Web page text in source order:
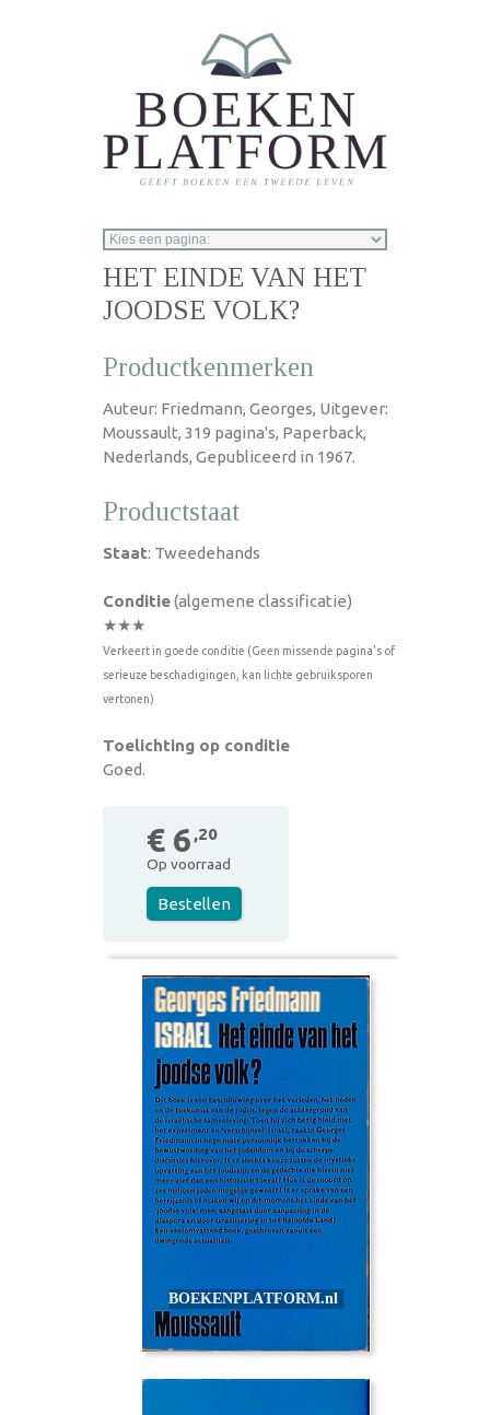
HET EINDE VAN HET
JOODSE VOLK?
Productkenmerken
Auteur: Friedmann, Georges, Uitgever:
Moussault, 319 pagina's, Paperback,
Nederlands, Gepubliceerd in 1967.
Productstaat
Staat: Tweedehands
Conditie(algemene classificatie)
★★★
Verkeert in goede conditie (Geen missende pagina's of
serieuze beschadigingen, kan lichte gebruiksporen
vertonen)
Toelichting op conditie
Goed.
€ 6 ,20
Op voorraad
Bestellen